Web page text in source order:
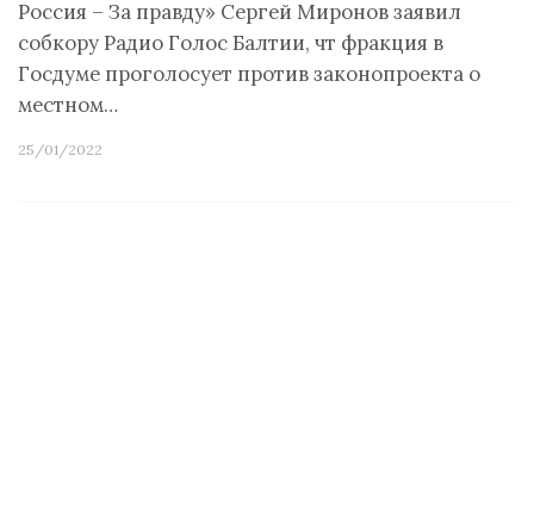
Россия – За правду» Сергей Миронов заявил
собкору Радио Голос Балтии, чт фракция в
Госдуме проголосует против законопроекта о
местном…
25/01/2022